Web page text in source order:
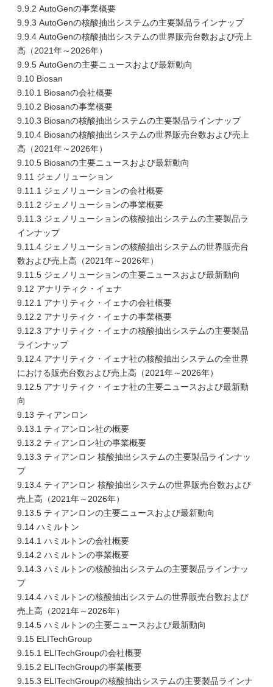
9.9.2 AutoGenの事業概要
9.9.3 AutoGenの核酸抽出システムの主要製品ラインナップ
9.9.4 AutoGenの核酸抽出システムの世界販売台数および売上
高（2021年～2026年）
9.9.5 AutoGenの主要ニュースおよび最新動向
9.10 Biosan
9.10.1 Biosanの会社概要
9.10.2 Biosanの事業概要
9.10.3 Biosanの核酸抽出システムの主要製品ラインナップ
9.10.4 Biosanの核酸抽出システムの世界販売台数および売上
高（2021年～2026年）
9.10.5 Biosanの主要ニュースおよび最新動向
9.11 ジェノリューション
9.11.1 ジェノリューションの会社概要
9.11.2 ジェノリューションの事業概要
9.11.3 ジェノリューションの核酸抽出システムの主要製品ラ
インナップ
9.11.4 ジェノリューションの核酸抽出システムの世界販売台
数および売上高（2021年～2026年）
9.11.5 ジェノリューションの主要ニュースおよび最新動向
9.12 アナリティク・イェナ
9.12.1 アナリティク・イェナの会社概要
9.12.2 アナリティク・イェナの事業概要
9.12.3 アナリティク・イェナの核酸抽出システムの主要製品
ラインナップ
9.12.4 アナリティク・イェナ社の核酸抽出システムの全世界
における販売台数および売上高（2021年～2026年）
9.12.5 アナリティク・イェナ社の主要ニュースおよび最新動
向
9.13 ティアンロン
9.13.1 ティアンロン社の概要
9.13.2 ティアンロン社の事業概要
9.13.3 ティアンロン 核酸抽出システムの主要製品ラインナッ
プ
9.13.4 ティアンロン 核酸抽出システムの世界販売台数および
売上高（2021年～2026年）
9.13.5 ティアンロンの主要ニュースおよび最新動向
9.14 ハミルトン
9.14.1 ハミルトンの会社概要
9.14.2 ハミルトンの事業概要
9.14.3 ハミルトンの核酸抽出システムの主要製品ラインナッ
プ
9.14.4 ハミルトンの核酸抽出システムの世界販売台数および
売上高（2021年～2026年）
9.14.5 ハミルトンの主要ニュースおよび最新動向
9.15 ELITechGroup
9.15.1 ELITechGroupの会社概要
9.15.2 ELITechGroupの事業概要
9.15.3 ELITechGroupの核酸抽出システムの主要製品ラインナ